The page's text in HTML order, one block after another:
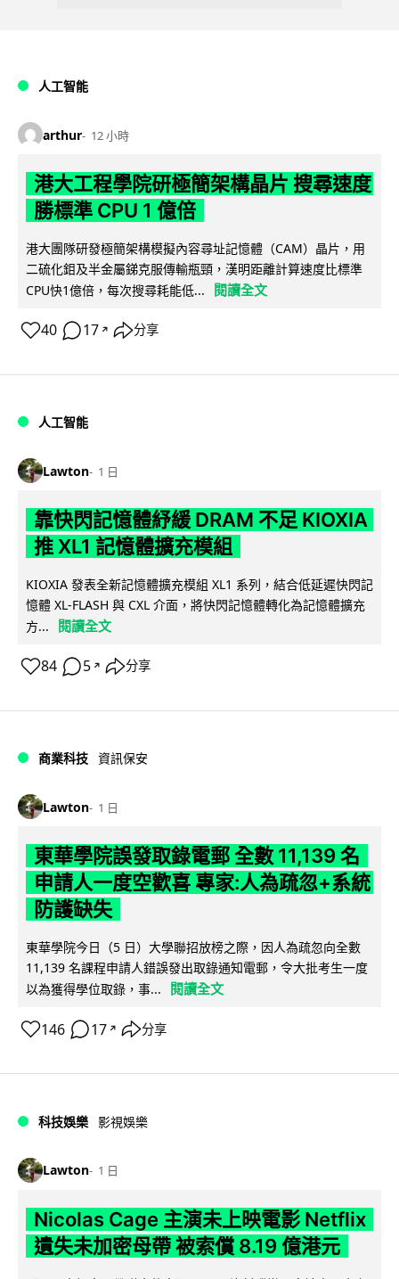
人工智能
arthur 12 小時
港大工程學院研極簡架構晶片 搜尋速度
勝標準 CPU 1 億倍
港大團隊研發極簡架構模擬內容尋址記憶體（CAM）晶片，用
二硫化鉬及半金屬銻克服傳輸瓶頸，漢明距離計算速度比標準
CPU快1億倍，每次搜尋耗能低...
閱讀全文
40 17 ↗ 分享
人工智能
Lawton 1 日
靠快閃記憶體紓緩 DRAM 不足 KIOXIA
推 XL1 記憶體擴充模組
KIOXIA 發表全新記憶體擴充模組 XL1 系列，結合低延遲快閃記
憶體 XL-FLASH 與 CXL 介面，將快閃記憶體轉化為記憶體擴充
方...
閱讀全文
84 5 ↗ 分享
商業科技 資訊保安
Lawton 1 日
東華學院誤發取錄電郵 全數 11,139 名
申請人一度空歡喜 專家:人為疏忽+系統
防護缺失
東華學院今日（5 日）大學聯招放榜之際，因人為疏忽向全數
11,139 名課程申請人錯誤發出取錄通知電郵，令大批考生一度
以為獲得學位取錄，事...
閱讀全文
146 17 ↗ 分享
科技娛樂 影視娛樂
Lawton 1 日
Nicolas Cage 主演未上映電影 Netflix
遺失未加密母帶 被索償 8.19 億港元